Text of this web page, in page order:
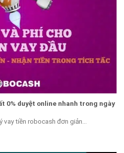
0% duyệt online nhanh trong ngày
tiền robocash đơn giản...